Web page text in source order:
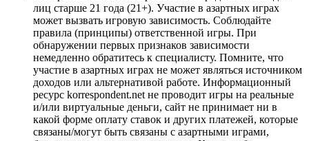
лиц старше 21 года (21+). Участие в азартных играх
может вызвать игровую зависимость. Соблюдайте
правила (принципы) ответственной игры. При
обнаружении первых признаков зависимости
немедленно обратитесь к специалисту. Помните, что
участие в азартных играх не может являться источником
доходов или альтернативой работе. Информационный
ресурс korrespondent.net не проводит игры на реальные
и/или виртуальные деньги, сайт не принимает ни в
какой форме оплату ставок и других платежей, которые
связаны/могут быть связаны с азартными играми,